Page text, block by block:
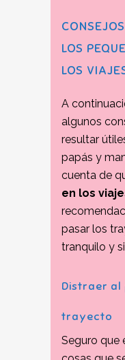
LOS
LOS
A
algunos
resultar
papás y
cuenta de
en los
pasar los
tranquilo y
Distraer al
trayecto
Seguro que